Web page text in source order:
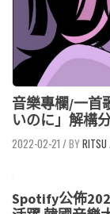
音樂專欄/一首
いのに」解構
2022-02-21 / RITSU
Spotify公佈